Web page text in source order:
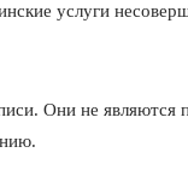
услуги
Они не